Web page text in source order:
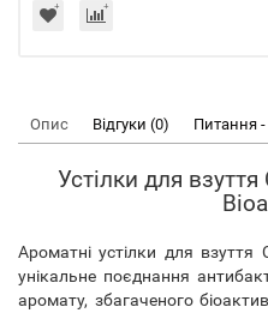
Опис Відгуки (0) Питання -
Устілки для
Ароматні устілки для
унікальне поєднання
аромату, збагаченого